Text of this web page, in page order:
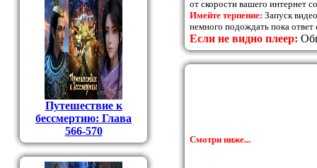
Путешествие к
бессмертию: Глава
566-570
от скорости вашего интернет
Имейте терпение: Запуск
немного подождать пока ответ
Если не видно плеер:
Смотри ниже...